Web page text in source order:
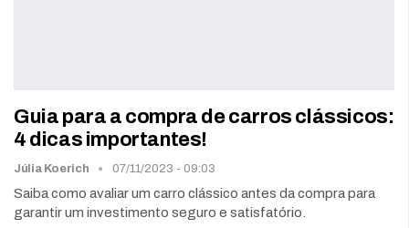
Guia para a compra de carros clássicos:
4 dicas importantes!
Júlia Koerich 07/11/2023 - 09:03
Saiba como avaliar um carro clássico antes da compra para
garantir um investimento seguro e satisfatório.